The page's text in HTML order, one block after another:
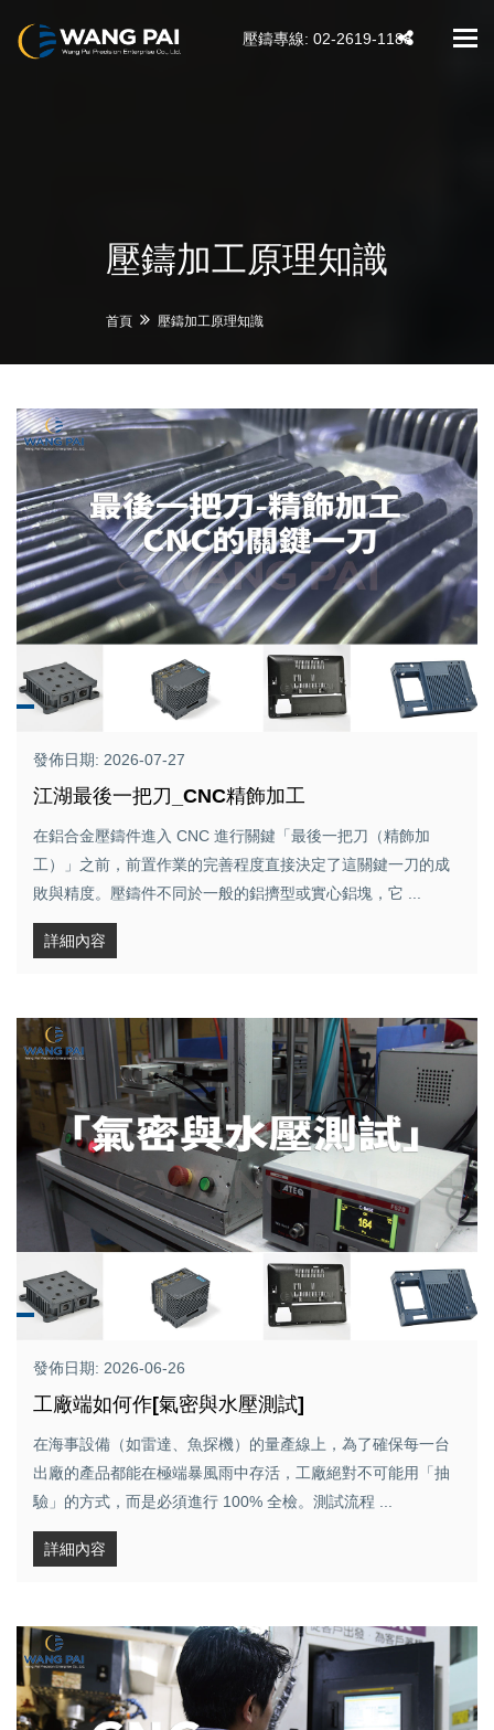
壓鑄專線: 02-2619-1188
壓鑄加工原理知識
首頁 壓鑄加工原理知識
發佈日期: 2026-07-27
江湖最後一把刀_CNC精飾加工
在鋁合金壓鑄件進入 CNC 進行關鍵「最後一把刀（精飾加
工）」之前，前置作業的完善程度直接決定了這關鍵一刀的成
敗與精度。壓鑄件不同於一般的鋁擠型或實心鋁塊，它 ...
詳細內容
發佈日期: 2026-06-26
工廠端如何作[氣密與水壓測試]
在海事設備（如雷達、魚探機）的量產線上，為了確保每一台
出廠的產品都能在極端暴風雨中存活，工廠絕對不可能用「抽
驗」的方式，而是必須進行 100% 全檢。測試流程 ...
詳細內容